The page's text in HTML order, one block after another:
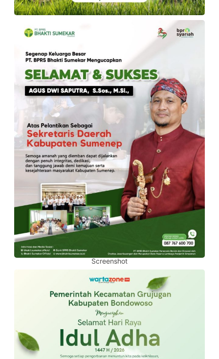
Screenshot